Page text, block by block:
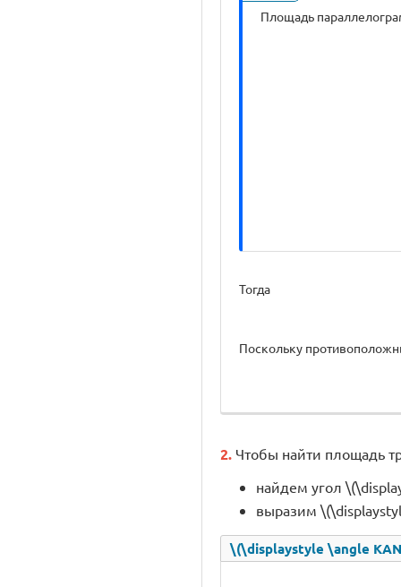
Площадь
Тогда
Поскольку
2. Чтобы найти площадь
найдем угол
выразим
\(\displaystyle \angle